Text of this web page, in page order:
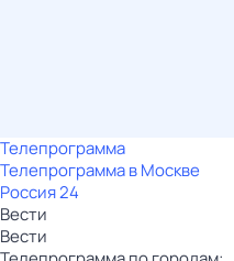
Телепрограмма
Телепрограмма в Москве
Россия 24
Вести
Вести